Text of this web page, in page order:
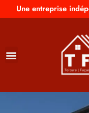
Une entreprise